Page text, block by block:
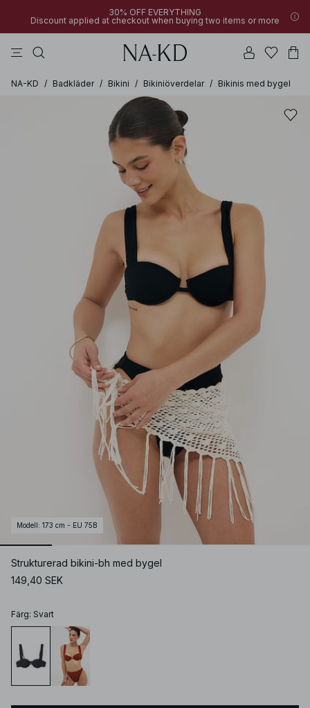
30% OFF EVERYTHING
Discount applied at checkout when buying two items or more
NA-KD / Badkläder / Bikini / Bikiniöverdelar / Bikinis med bygel
Modell : 173 cm - EU 75B
Strukturerad bikini-bh med bygel
149,40 SEK
Färg: Svart